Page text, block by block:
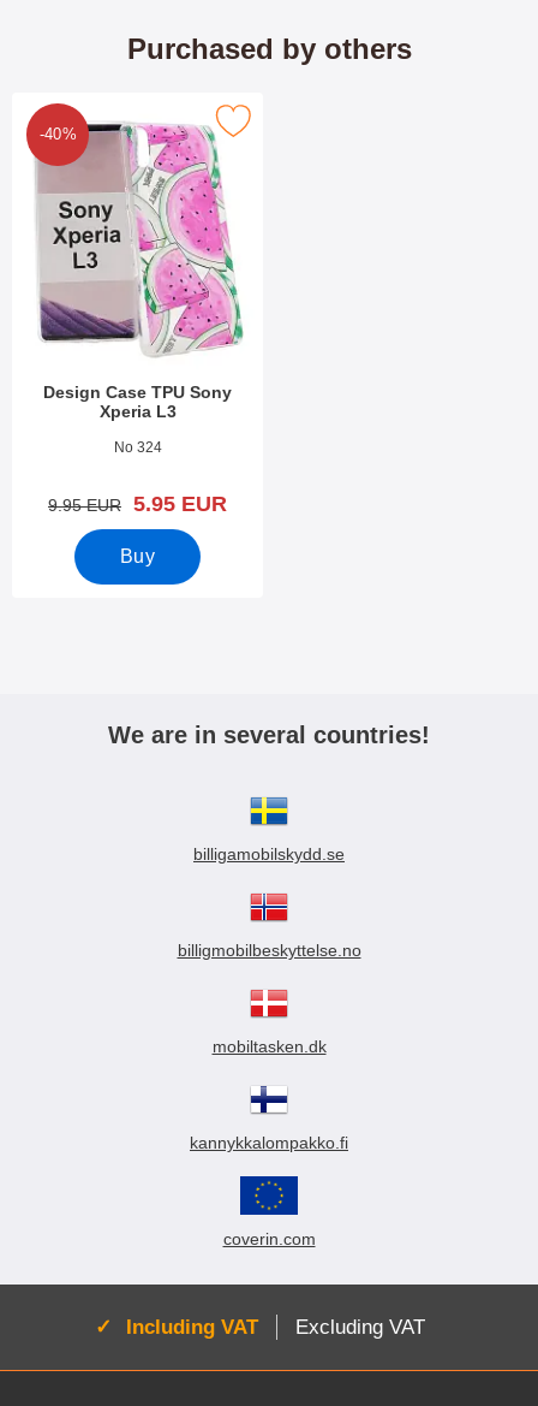
Purchased by others
-40%
Design Case TPU Sony
Xperia L3
Art.no 30721No 324
old price
9.95 EUR new price
5.95 EUR
Buy
Mark design Case TPU Sony Xperia L3 as favourite
We are in several countries!
billigamobilskydd.se
billigmobilbeskyttelse.no
mobiltasken.dk
kannykkalompakko.fi
coverin.com
Active:
Including VAT Excluding VAT